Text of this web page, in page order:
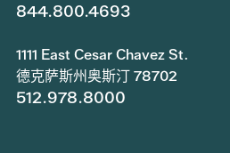
844.800.4693
1111 East Cesar Chavez St.
德克萨斯州奥斯汀 78702
512.978.8000